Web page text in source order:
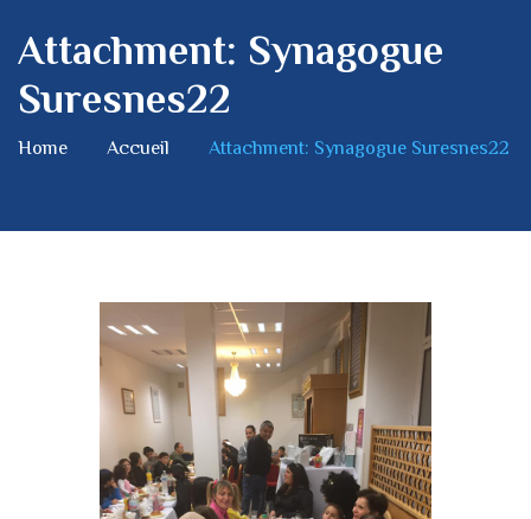
Attachment: Synagogue
Suresnes22
Home Accueil Attachment: Synagogue Suresnes22